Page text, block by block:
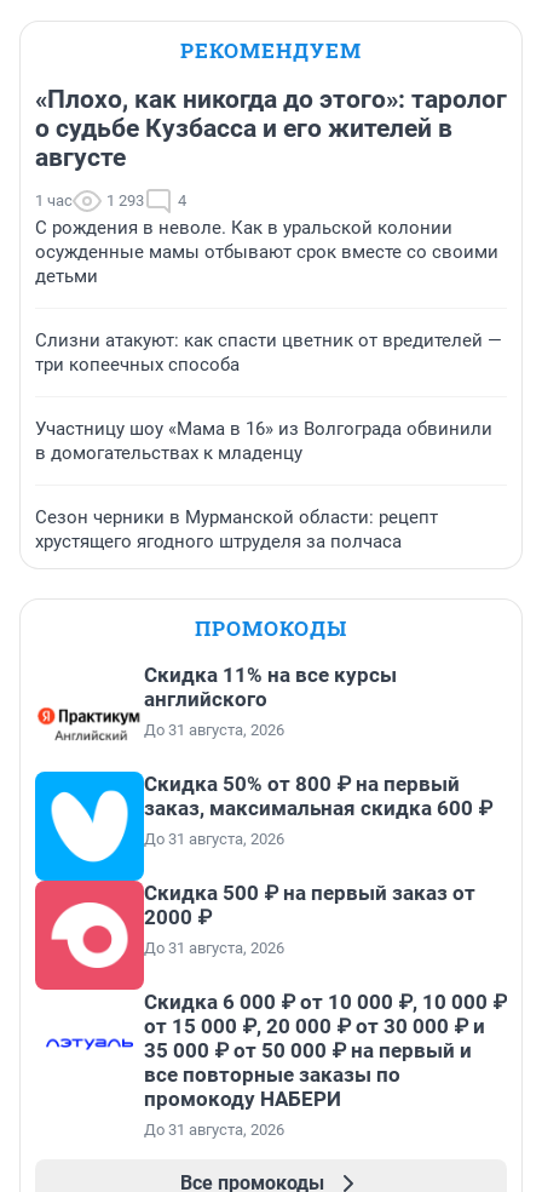
РЕКОМЕНДУЕМ
«Плохо, как никогда до этого»: таролог
о судьбе Кузбасса и его жителей в
августе
1 час 1 293 4
С рождения в неволе. Как в уральской колонии
осужденные мамы отбывают срок вместе со своими
детьми
Слизни атакуют: как спасти цветник от вредителей —
три копеечных способа
Участницу шоу «Мама в 16» из Волгограда обвинили
в домогательствах к младенцу
Сезон черники в Мурманской области: рецепт
хрустящего ягодного штруделя за полчаса
ПРОМОКОДЫ
Скидка 11% на все курсы
английского
До 31 августа, 2026
Скидка 50% от 800 ₽ на первый
заказ, максимальная скидка 600 ₽
До 31 августа, 2026
Скидка 500 ₽ на первый заказ от
2000 ₽
До 31 августа, 2026
Скидка 6 000 ₽ от 10 000 ₽, 10 000 ₽
от 15 000 ₽, 20 000 ₽ от 30 000 ₽ и
35 000 ₽ от 50 000 ₽ на первый и
все повторные заказы по
промокоду НАБЕРИ
До 31 августа, 2026
Все промокоды